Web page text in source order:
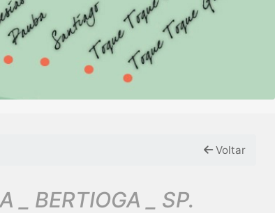
Voltar
_ BERTIOGA _ SP.